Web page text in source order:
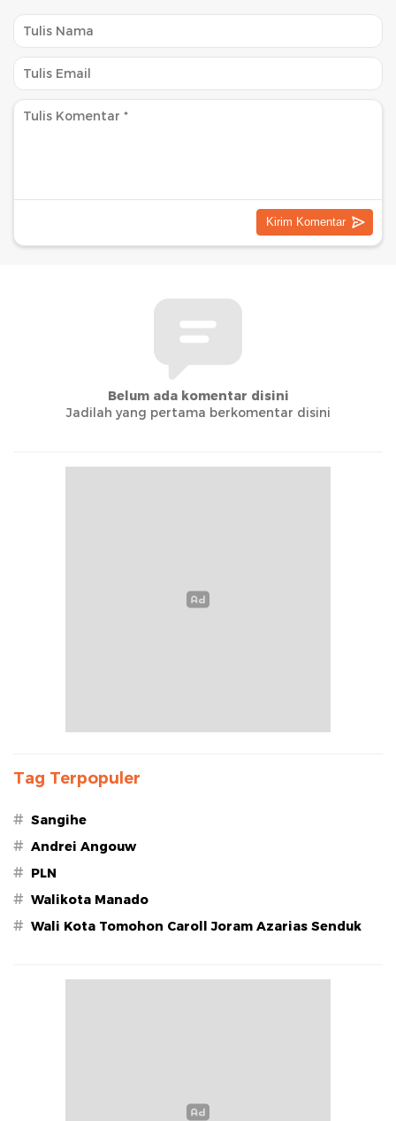
Belum ada komentar disini
Jadilah yang pertama berkomentar disini
Tag Terpopuler
# Sangihe
# Andrei Angouw
# PLN
# Walikota Manado
# Wali Kota Tomohon Caroll Joram Azarias Senduk